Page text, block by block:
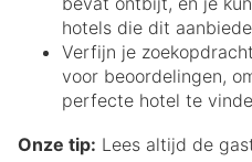
hotels die dit
Verfijn je
voor beoordelingen,
perfecte hotel te
Onze tip: Lees altijd de